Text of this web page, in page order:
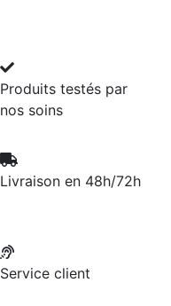
Produits testés par
nos soins
Livraison en 48h/72h
Service client